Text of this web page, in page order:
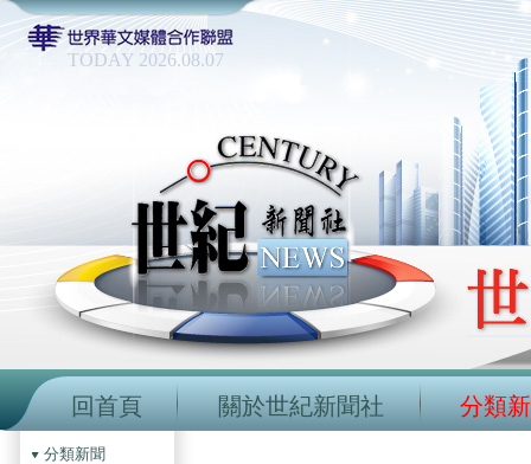
TODAY 2026.08.07
回首頁 關於世紀新聞社 分類
分類新聞